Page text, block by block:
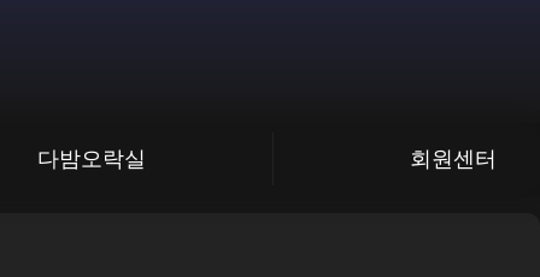
다밤오락실 회원센터